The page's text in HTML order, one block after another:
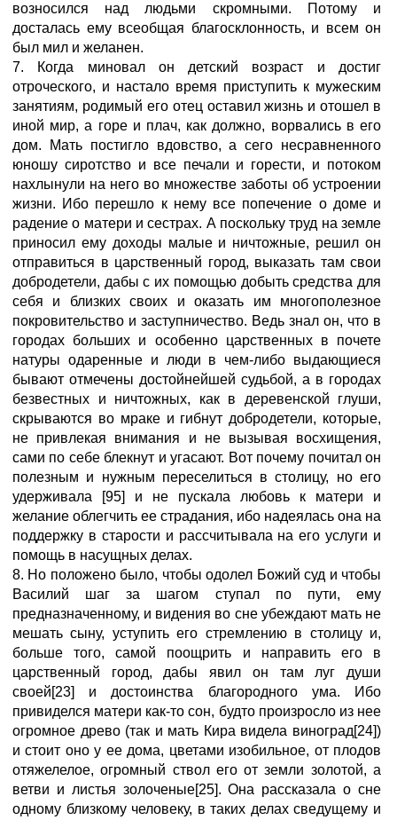
возносился над людьми скромными. Потому и
досталась ему всеобщая благосклонность, и всем он
был мил и желанен.
7. Когда миновал он детский возраст и достиг
отроческого, и настало время приступить к мужеским
занятиям, родимый его отец оставил жизнь и отошел в
иной мир, а горе и плач, как должно, ворвались в его
дом. Мать постигло вдовство, а сего несравненного
юношу сиротство и все печали и горести, и потоком
нахлынули на него во множестве заботы об устроении
жизни. Ибо перешло к нему все попечение о доме и
радение о матери и сестрах. А поскольку труд на земле
приносил ему доходы малые и ничтожные, решил он
отправиться в царственный город, выказать там свои
добродетели, дабы с их помощью добыть средства для
себя и близких своих и оказать им многополезное
покровительство и заступничество. Ведь знал он, что в
городах больших и особенно царственных в почете
натуры одаренные и люди в чем-либо выдающиеся
бывают отмечены достойнейшей судьбой, а в городах
безвестных и ничтожных, как в деревенской глуши,
скрываются во мраке и гибнут добродетели, которые,
не привлекая внимания и не вызывая восхищения,
сами по себе блекнут и угасают. Вот почему почитал он
полезным и нужным переселиться в столицу, но его
удерживала [95] и не пускала любовь к матери и
желание облегчить ее страдания, ибо надеялась она на
поддержку в старости и рассчитывала на его услуги и
помощь в насущных делах.
8. Но положено было, чтобы одолел Божий суд и чтобы
Василий шаг за шагом ступал по пути, ему
предназначенному, и видения во сне убеждают мать не
мешать сыну, уступить его стремлению в столицу и,
больше того, самой поощрить и направить его в
царственный город, дабы явил он там луг души
своей[23] и достоинства благородного ума. Ибо
привиделся матери как-то сон, будто произросло из нее
огромное древо (так и мать Кира видела виноград[24])
и стоит оно у ее дома, цветами изобильное, от плодов
отяжелелое, огромный ствол его от земли золотой, а
ветви и листья золоченые[25]. Она рассказала о сне
одному близкому человеку, в таких делах сведущему и